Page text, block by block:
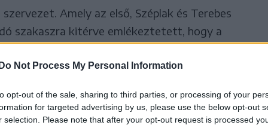
Do Not Process My Personal Information
opt-out of the sale, sharing to third parties, or processing of your
for targeted advertising by us, please use the below opt-out
selection. Please note that after your opt-out request is processed
Amely az első, Széplak és Terebes
szakaszra kitérve emlékeztetett, hogy a
alá Erbașuval, de a 6 hónapos tervezés
pedig 2025. január 20-ánkezdődött
tolódott. Ugyanakkor a kivitelező mobilizációja